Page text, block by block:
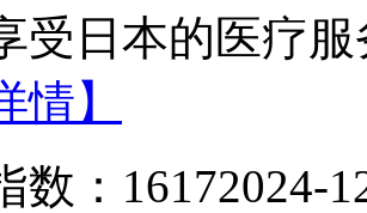
受日本的医疗
情】
数：16172024-